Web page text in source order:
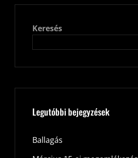
Keresés
Legutóbbi bejegyzések
Ballagás